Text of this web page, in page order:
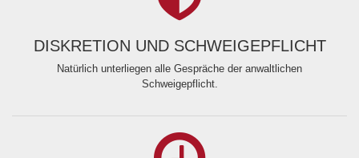
DISKRETION UND SCHWEIGEPFLICHT
Natürlich unterliegen alle Gespräche der anwaltlichen
Schweigepflicht.